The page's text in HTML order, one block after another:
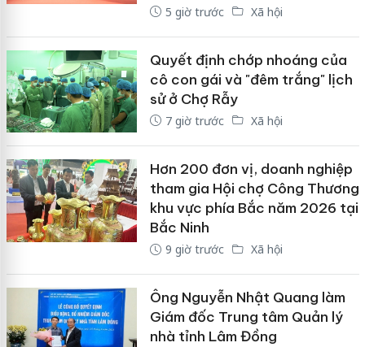
5 giờ trước Xã hội
Quyết định chớp nhoáng của
cô con gái và "đêm trắng" lịch
sử ở Chợ Rẫy
7 giờ trước Xã hội
Hơn 200 đơn vị, doanh nghiệp
tham gia Hội chợ Công Thương
khu vực phía Bắc năm 2026 tại
Bắc Ninh
9 giờ trước Xã hội
Ông Nguyễn Nhật Quang làm
Giám đốc Trung tâm Quản lý
nhà tỉnh Lâm Đồng